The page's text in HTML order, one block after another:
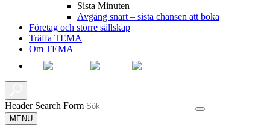
Sista Minuten
Avgång snart – sista chansen att boka
Företag och större sällskap
Träffa TEMA
Om TEMA
Header Search Form
MENU